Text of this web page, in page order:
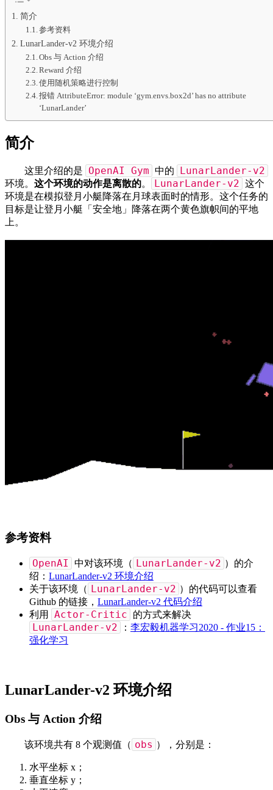
简介
参考资料
LunarLander-v2 环境介绍
Obs 与 Action 介绍
Reward 介绍
使用随机策略进行控制
报错 AttributeError: module ‘gym.envs.box2d’ has no attribute
‘LunarLander’
简介
这里介绍的是 OpenAI Gym 中的 LunarLander-v2
环境。 这个环境的动作是离散的。 LunarLander-v2 这个
环境是在模拟登月小艇降落在月球表面时的情形。这个任务的
目标是让登月小艇「安全地」降落在两个黄色旗帜间的平地
上。
参考资料
OpenAI 中对该环境（ LunarLander-v2 ）的介
绍： LunarLander-v2 环境介绍
关于该环境（ LunarLander-v2 ）的代码可以查看
Github 的链接， LunarLander-v2 代码介绍
利用
Actor-Critic 的方式来解决
LunarLander-v2 ： 李宏毅机器学习2020 - 作业15：
强化学习
LunarLander-v2 环境介绍
Obs 与 Action 介绍
该环境共有 8 个观测值（ obs ），分别是：
水平坐标 x；
垂直坐标 y；